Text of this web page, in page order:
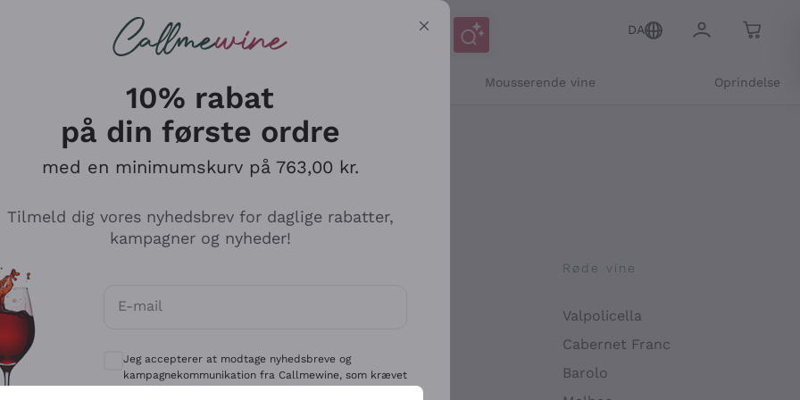
DA
Mousserende vine Oprindelse
Antinori
Ca' del Bosco
Gavi
Røde vine
Valpolicella
Cabernet Franc
Barolo
10% rabat
på din første ordre
med en minimumskurv på 763,00 kr.
Tilmeld dig vores nyhedsbrev for daglige rabatter,
kampagner og nyheder!
E-mail
Valgfrie samtykker for at modtage kommunikation og personlige tilbud
Jeg accepterer at modtage nyhedsbreve og
kampagnekommunikation fra Callmewine, som krævet